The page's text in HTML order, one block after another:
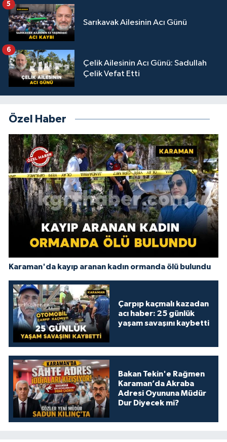
Sarıkavak Ailesinin Acı Günü
5
Çelik Ailesinin Acı Günü: Sadullah
Çelik Vefat Etti
6
Özel Haber
Karaman'da kayıp aranan kadın ormanda ölü bulundu
Çarpıp kaçmalı kazadan
acı haber: 25 günlük
yaşam savaşını kaybetti
Bakan Tekin'e Rağmen
Karaman’da Akraba
Adresi Oyununa Müdür
Dur Diyecek mi?